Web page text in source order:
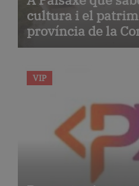
cultura i el
província de la
de la seva
VIP